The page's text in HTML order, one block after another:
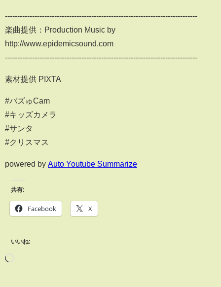
------------------------------------------------------------------------------
楽曲提供：Production Music by
http://www.epidemicsound.com
------------------------------------------------------------------------------
素材提供 PIXTA
#バズゅCam
#キッズカメラ
#サンタ
#クリスマス
powered by Auto Youtube Summarize
共有:
Facebook X
いいね: